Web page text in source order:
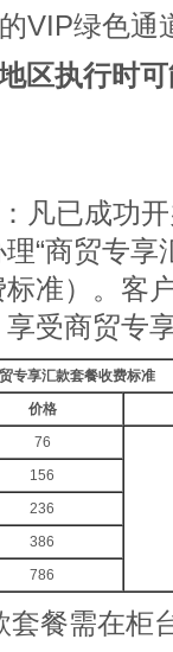
VIP绿色通
区执行时
凡已成功
“商贸专享
准）。客
受商贸专
专享汇款套餐收费标准
价格
76
156
236
386
786
餐需在柜